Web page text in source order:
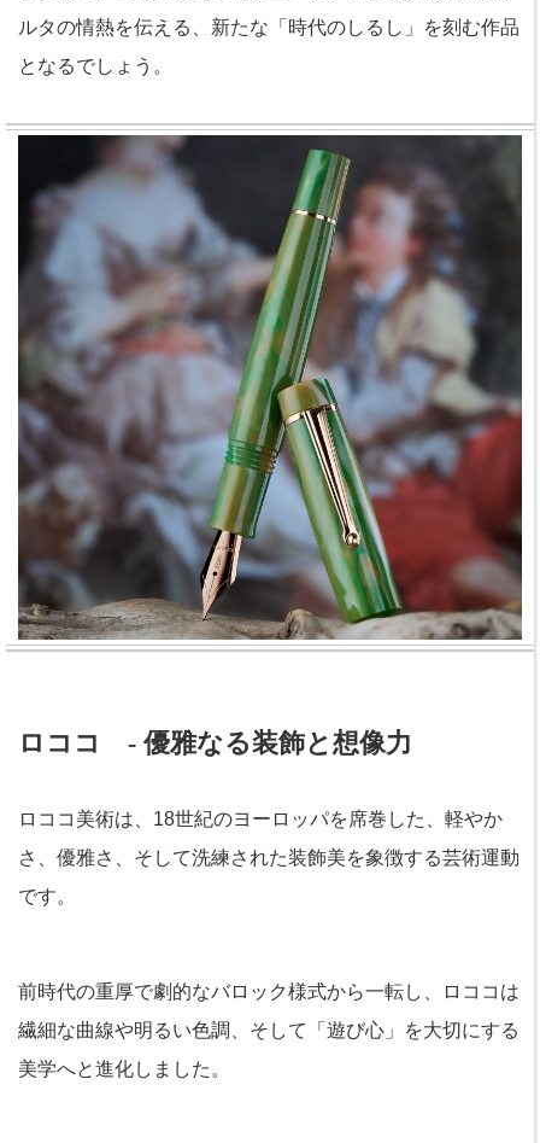
ルタの情熱を伝える、新たな「時代のしるし」を刻む作品
となるでしょう。
ロココ - 優雅なる装飾と想像力
ロココ美術は、18世紀のヨーロッパを席巻した、軽やか
さ、優雅さ、そして洗練された装飾美を象徴する芸術運動
です。
前時代の重厚で劇的なバロック様式から一転し、ロココは
繊細な曲線や明るい色調、そして「遊び心」を大切にする
美学へと進化しました。